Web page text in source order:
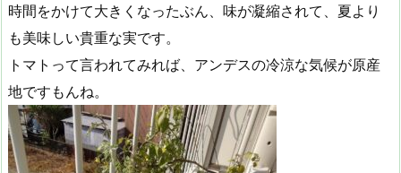
時間をかけて大きくなったぶん、味が凝縮されて、夏より
も美味しい貴重な実です。
トマトって言われてみれば、アンデスの冷涼な気候が原産
地ですもんね。